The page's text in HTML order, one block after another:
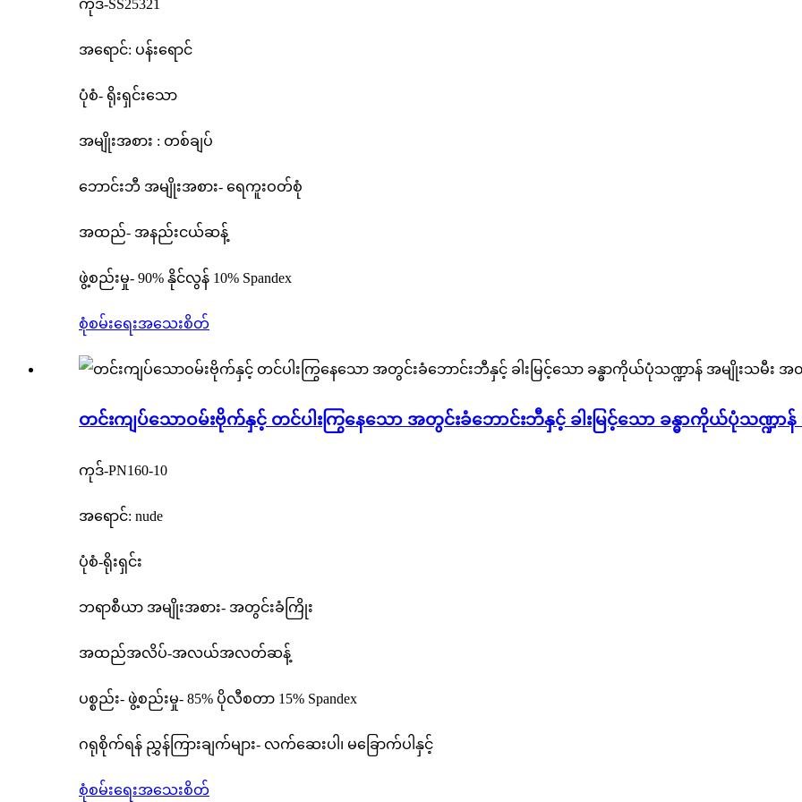
ကုဒ်-SS25321
အရောင်: ပန်းရောင်
ပုံစံ- ရိုးရှင်းသော
အမျိုးအစား : တစ်ချပ်
ဘောင်းဘီ အမျိုးအစား- ရေကူးဝတ်စုံ
အထည်- အနည်းငယ်ဆန့်
ဖွဲ့စည်းမှု- 90% နိုင်လွန် 10% Spandex
စုံစမ်းရေးအသေးစိတ်
တင်းကျပ်သောဝမ်းဗိုက်နှင့် တင်ပါးကြွနေသော အတွင်းခံဘောင်းဘီနှင့် ခါးမြင့်သော ခန္ဓာကိုယ်ပုံသဏ္ဍာ
ကုဒ်-PN160-10
အရောင်: nude
ပုံစံ-ရိုးရှင်း
ဘရာစီယာ အမျိုးအစား- အတွင်းခံကြိုး
အထည်အလိပ်-အလယ်အလတ်ဆန့်
ပစ္စည်း- ဖွဲ့စည်းမှု- 85% ပိုလီစတာ 15% Spandex
ဂရုစိုက်ရန် ညွှန်ကြားချက်များ- လက်ဆေးပါ၊ မခြောက်ပါနှင့်
စုံစမ်းရေးအသေးစိတ်